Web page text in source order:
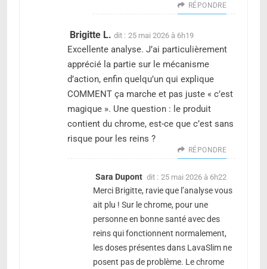
RÉPONDRE
Brigitte L. dit : 25 mai 2026 à 6h19
Excellente analyse. J’ai particulièrement
apprécié la partie sur le mécanisme
d’action, enfin quelqu’un qui explique
COMMENT ça marche et pas juste « c’est
magique ». Une question : le produit
contient du chrome, est-ce que c’est sans
risque pour les reins ?
RÉPONDRE
Sara Dupont dit : 25 mai 2026 à 6h22
Merci Brigitte, ravie que l’analyse vous
ait plu ! Sur le chrome, pour une
personne en bonne santé avec des
reins qui fonctionnent normalement,
les doses présentes dans LavaSlim ne
posent pas de problème. Le chrome